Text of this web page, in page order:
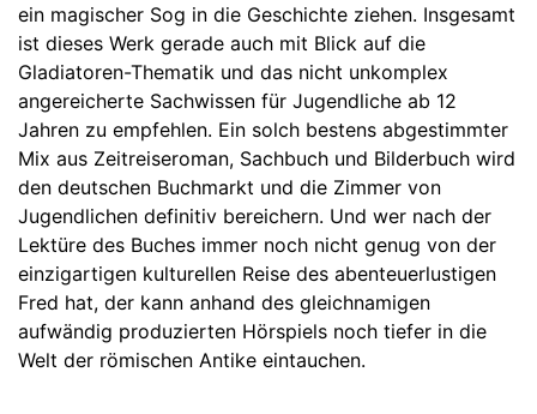
ein magischer Sog in die Geschichte ziehen. Insgesamt
ist dieses Werk gerade auch mit Blick auf die
Gladiatoren-Thematik und das nicht unkomplex
angereicherte Sachwissen für Jugendliche ab 12
Jahren zu empfehlen. Ein solch bestens abgestimmter
Mix aus Zeitreiseroman, Sachbuch und Bilderbuch wird
den deutschen Buchmarkt und die Zimmer von
Jugendlichen definitiv bereichern. Und wer nach der
Lektüre des Buches immer noch nicht genug von der
einzigartigen kulturellen Reise des abenteuerlustigen
Fred hat, der kann anhand des gleichnamigen
aufwändig produzierten Hörspiels noch tiefer in die
Welt der römischen Antike eintauchen.